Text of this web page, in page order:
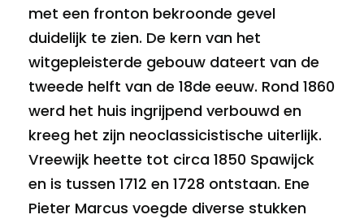
met een fronton bekroonde gevel
duidelijk te zien. De kern van het
witgepleisterde gebouw dateert van de
tweede helft van de 18de eeuw. Rond 1860
werd het huis ingrijpend verbouwd en
kreeg het zijn neoclassicistische uiterlijk.
Vreewijk heette tot circa 1850 Spawijck
en is tussen 1712 en 1728 ontstaan. Ene
Pieter Marcus voegde diverse stukken